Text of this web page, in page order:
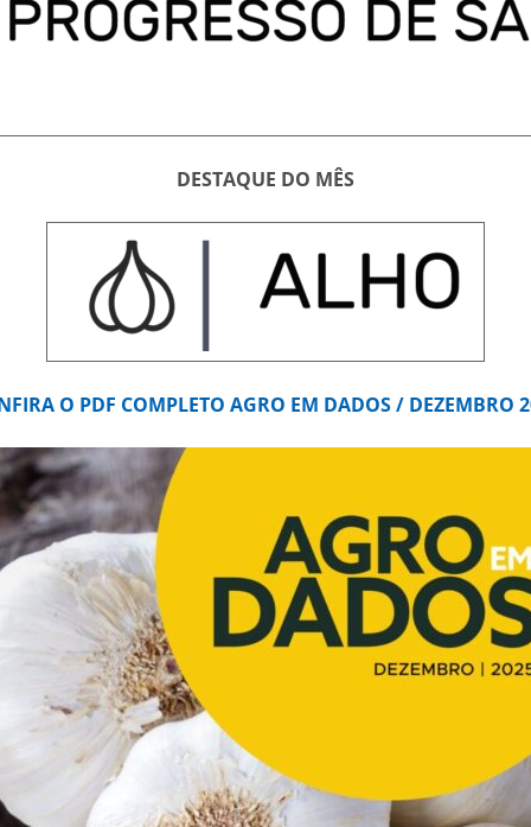
DESTAQUE DO MÊS
O PDF COMPLETO AGRO EM DADOS / DEZEMBRO